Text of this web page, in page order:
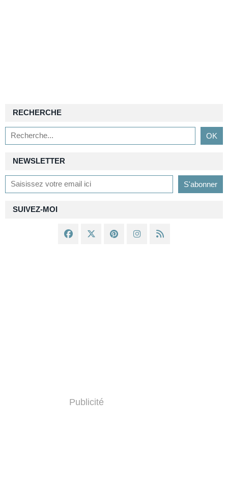
NEWSLETTER
SUIVEZ-MOI
RECHERCHE
Publicité